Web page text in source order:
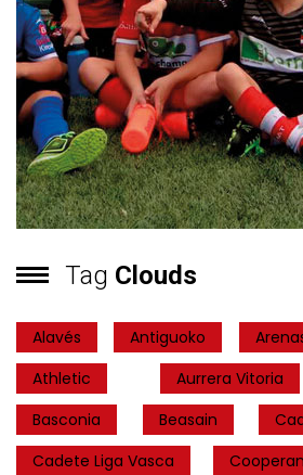
Tag Clouds
Alavés Antiguoko
Athletic
Aurrera Vitoria
Basconia
Beasain
Cadete Liga Vasca